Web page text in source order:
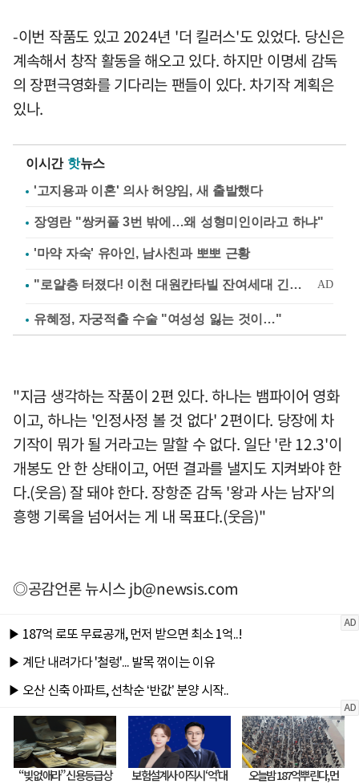
-이번 작품도 있고 2024년 '더 킬러스'도 있었다. 당신은
계속해서 창작 활동을 해오고 있다. 하지만 이명세 감독
의 장편극영화를 기다리는 팬들이 있다. 차기작 계획은
있나.
이시간 핫뉴스
'고지용과 이혼' 의사 허양임, 새 출발했다
장영란 "쌍커풀 3번 밖에…왜 성형미인이라고 하냐"
'마약 자숙' 유아인, 남사친과 뽀뽀 근황
유혜정, 자궁적출 수술 "여성성 잃는 것이…"
"지금 생각하는 작품이 2편 있다. 하나는 뱀파이어 영화
이고, 하나는 '인정사정 볼 것 없다' 2편이다. 당장에 차
기작이 뭐가 될 거라고는 말할 수 없다. 일단 '란 12.3'이
개봉도 안 한 상태이고, 어떤 결과를 낼지도 지켜봐야 한
다.(웃음) 잘 돼야 한다. 장항준 감독 '왕과 사는 남자'의
흥행 기록을 넘어서는 게 내 목표다.(웃음)"
◎공감언론 뉴시스jb@newsis.com